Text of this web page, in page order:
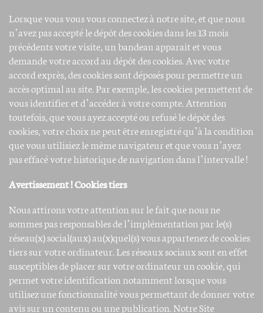
Lorsque vous vous vous connectez à notre site, et que nous
n’avez pas accepté le dépôt des cookies dans les 13 mois
précédents votre visite, un bandeau apparait et vous
demande votre accord au dépôt des cookies. Avec votre
accord exprès, des cookies sont déposés pour permettre un
accès optimal au site. Par exemple, les cookies permettent de
vous identifier et d’accéder à votre compte. Attention
toutefois, que vous ayez accepté ou refusé le dépôt des
cookies, votre choix ne peut être enregistré qu’à la condition
que vous utilisiez le même navigateur et que vous n’ayez
pas effacé votre historique de navigation dans l’intervalle !
Avertissement ! Cookies tiers
Nous attirons votre attention sur le fait que nous ne
sommes pas responsables de l’implémentation par le(s)
réseau(x) social(aux) au(x)quel(s) vous appartenez de cookies
tiers sur votre ordinateur. Les réseaux sociaux sont en effet
susceptibles de placer sur votre ordinateur un cookie, qui
permet votre identification notamment lorsque vous
utilisez une fonctionnalité vous permettant de donner votre
avis sur un contenu ou une publication. Notre Site